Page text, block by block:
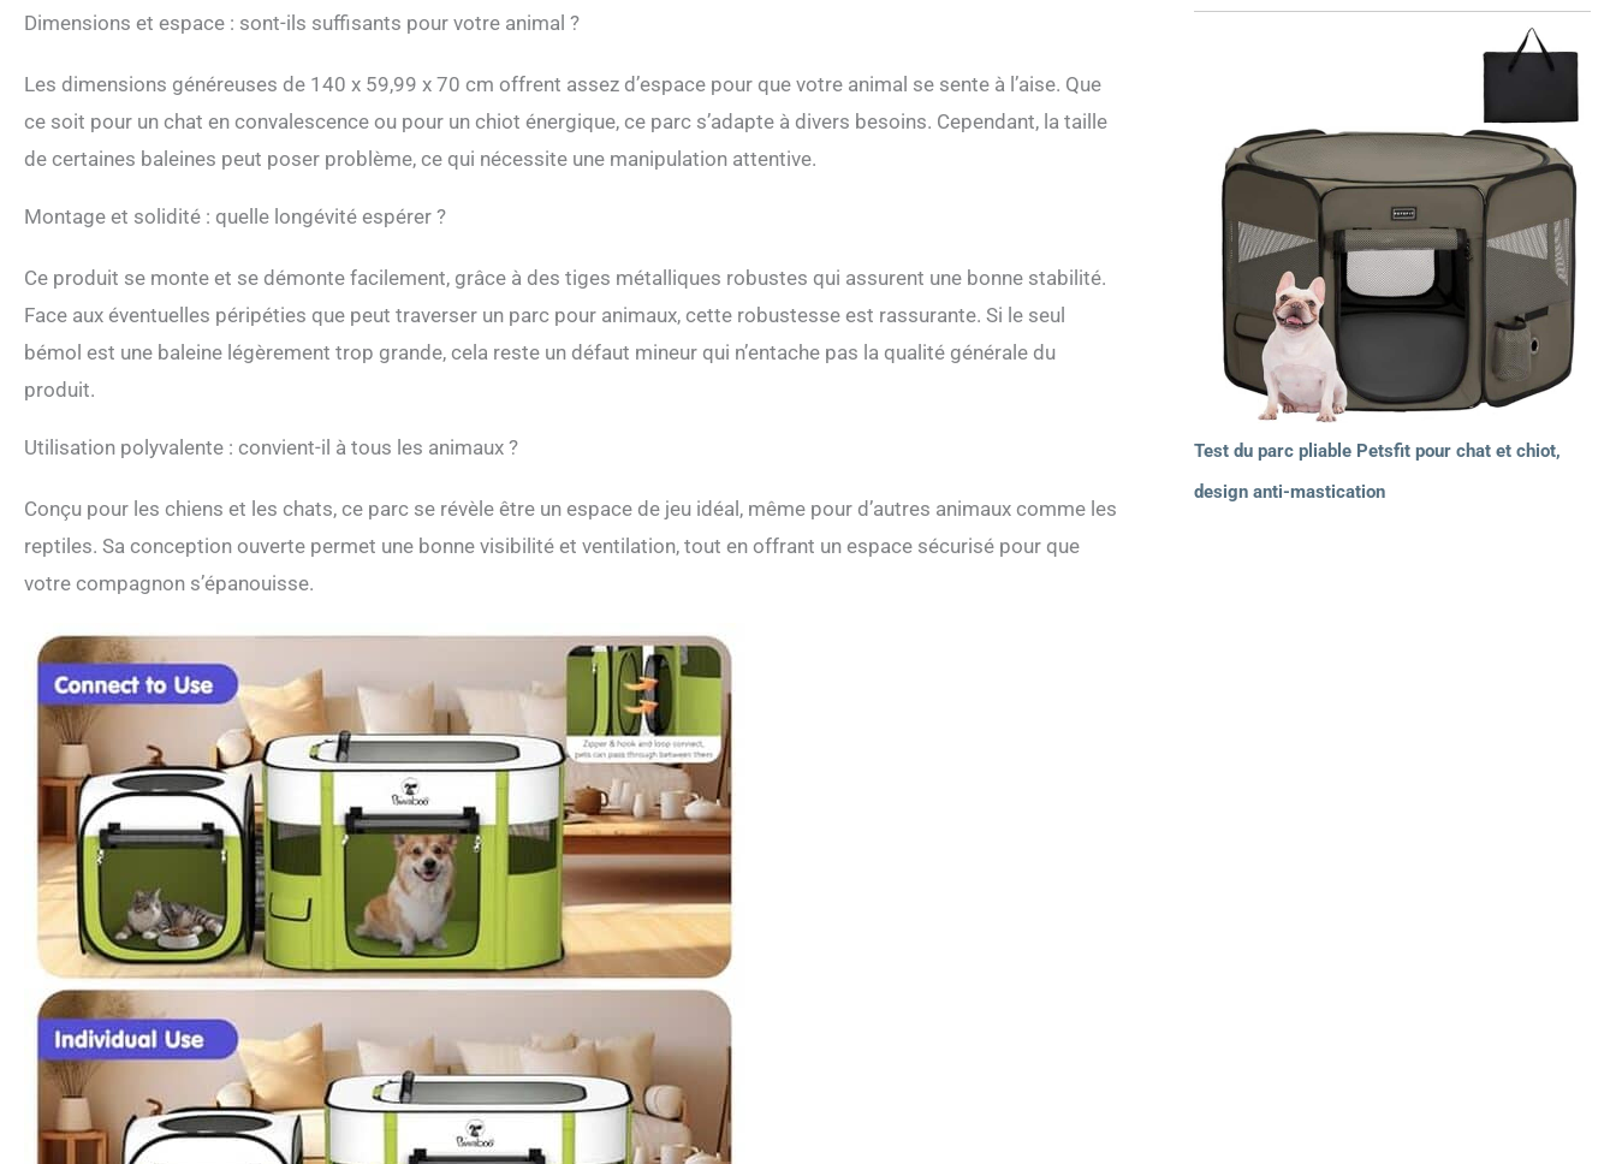
votre balcon ou votre terrasse pour offrir plus d'espace pour jouer, roupiller, se cacher
compagnie.
Dimensions et espace : sont-ils suffisants pour votre animal ?
Les dimensions généreuses de 140 x 59,99 x 70 cm offrent assez d’espace pour que votre animal se sente à l’aise. Que
ce soit pour un chat en convalescence ou pour un chiot énergique, ce parc s’adapte à divers besoins. Cependant, la taille
de certaines baleines peut poser problème, ce qui nécessite une manipulation attentive.
Montage et solidité : quelle longévité espérer ?
Ce produit se monte et se démonte facilement, grâce à des tiges métalliques robustes qui assurent une bonne stabilité.
Face aux éventuelles péripéties que peut traverser un parc pour animaux, cette robustesse est rassurante. Si le seul
bémol est une baleine légèrement trop grande, cela reste un défaut mineur qui n’entache pas la qualité générale du
produit.
Utilisation polyvalente : convient-il à tous les animaux ?
Conçu pour les chiens et les chats, ce parc se révèle être un espace de jeu idéal, même pour d’autres animaux comme les
reptiles. Sa conception ouverte permet une bonne visibilité et ventilation, tout en offrant un espace sécurisé pour que
votre compagnon s’épanouisse.
Test du parc pliable Petsfit pour chat et chiot,
design anti-mastication